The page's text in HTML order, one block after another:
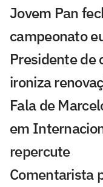
Jovem Pan
campeonato
Presidente de
ironiza
Fala de
em
repercute
Comentarista